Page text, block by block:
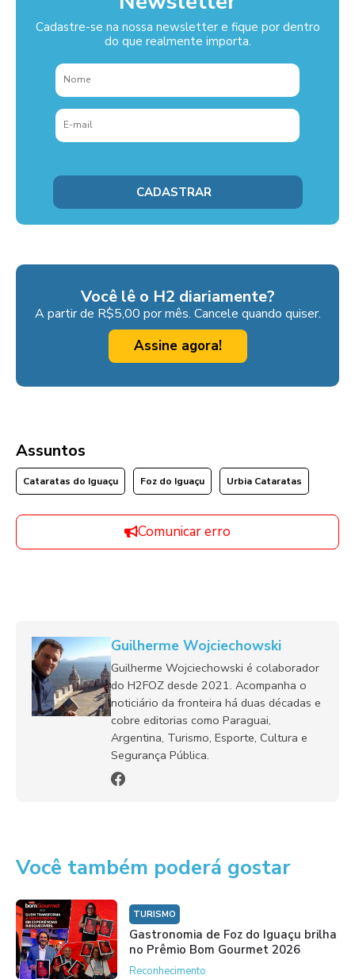
Cadastre-se na nossa newsletter e fique por dentro
do que realmente importa.
Você lê o H2 diariamente?
A partir de R$5,00 por mês. Cancele quando quiser.
Assine agora!
Assuntos
Cataratas do Iguaçu Foz do Iguaçu Urbia Cataratas
Comunicar erro
Guilherme Wojciechowski
Guilherme Wojciechowski é colaborador
do H2FOZ desde 2021. Acompanha o
noticiário da fronteira há duas décadas e
cobre editorias como Paraguai,
Argentina, Turismo, Esporte, Cultura e
Segurança Pública.
Você também poderá gostar
TURISMO
Gastronomia de Foz do Iguaçu brilha
no Prêmio Bom Gourmet 2026
Reconhecimento